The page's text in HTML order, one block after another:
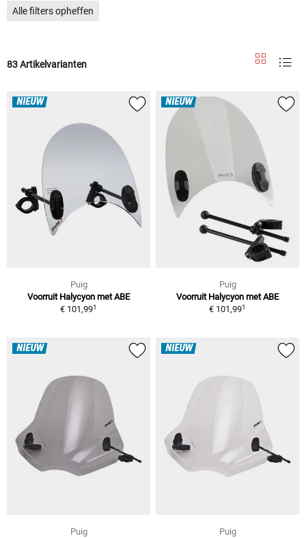
Alle filters opheffen
83 Artikelvarianten
NIEUW
Puig
Voorruit Halycyon met ABE
€ 101,991
NIEUW
Puig
Voorruit Halycyon met ABE
€ 101,991
NIEUW
Puig
NIEUW
Puig